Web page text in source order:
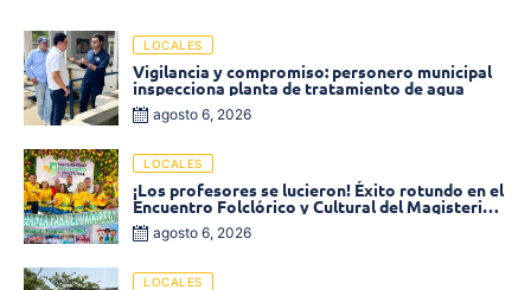
LOCALES
Vigilancia y compromiso: personero municipal
inspecciona planta de tratamiento de agua
agosto 6, 2026
LOCALES
¡Los profesores se lucieron! Éxito rotundo en el
Encuentro Folclórico y Cultural del Magisterio
2026 en Ciénaga
agosto 6, 2026
LOCALES